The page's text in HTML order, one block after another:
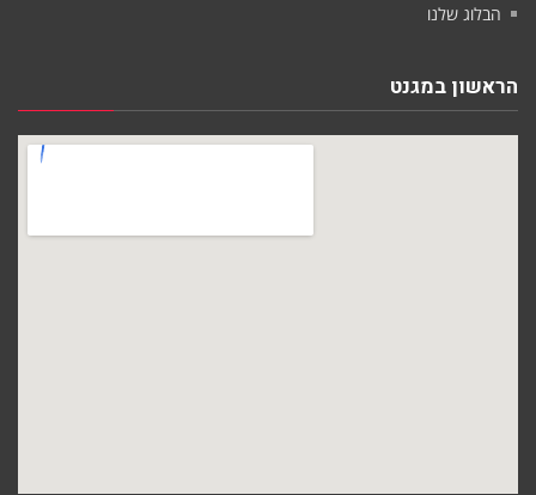
הבלוג שלנו
הראשון במגנט